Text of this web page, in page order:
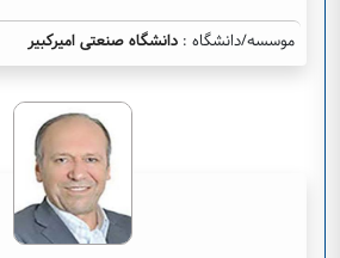
موسسه/دانشگاه : دانشگاه صنعتی امیرکبیر